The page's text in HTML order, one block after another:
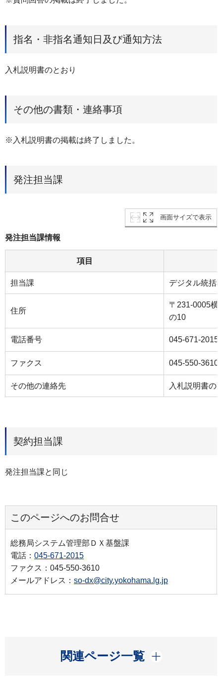
指名・非指名通知日及び通知方法
入札説明書のとおり
その他の書類・連絡事項
※入札説明書の掲載は終了しました。
発注担当課
画面サイズで表示
発注担当課情報
項目
担当課 デジタル統括
住所
〒231-0005横
の10
電話番号 045-671-2015
ファクス 045-550-3610
その他の連絡先 入札説明書の
契約担当課
発注担当課と同じ
このページへのお問合せ
総務局システム管理部ＤＸ基盤課
電話： 045-671-2015
ファクス：045-550-3610
メールアドレス： so-dx@city.yokohama.lg.jp
関連ページ一覧
開く